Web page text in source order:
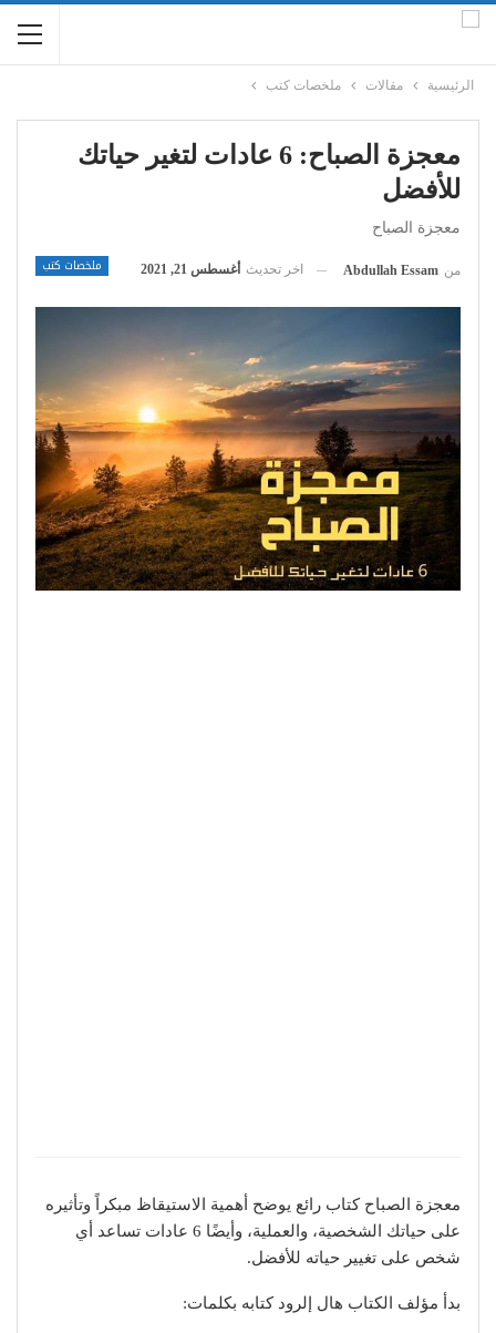
الرئيسية مقالات ملخصات كتب
معجزة الصباح: 6 عادات لتغير حياتك
للأفضل
معجزة الصباح
ملخصات كتب من Abdullah Essam اخر تحديث أغسطس 21, 2021
معجزة الصباح كتاب رائع يوضح أهمية الاستيقاظ مبكراً وتأثيره
على حياتك الشخصية، والعملية، وأيضًا 6 عادات تساعد أي
شخص على تغيير حياته للأفضل.
بدأ مؤلف الكتاب هال إلرود كتابه بكلمات: